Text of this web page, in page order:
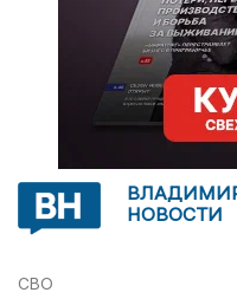
НОВОСТИ
СВО